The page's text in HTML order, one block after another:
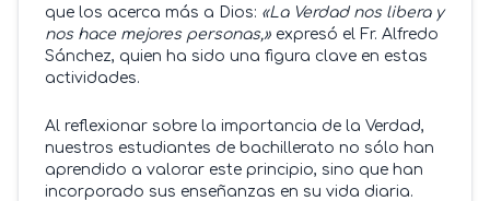
que los acerca más a Dios: «La Verdad nos libera y
nos hace mejores personas,» expresó el Fr. Alfredo
Sánchez, quien ha sido una figura clave en estas
actividades.
Al reflexionar sobre la importancia de la Verdad,
nuestros estudiantes de bachillerato no sólo han
aprendido a valorar este principio, sino que han
incorporado sus enseñanzas en su vida diaria.